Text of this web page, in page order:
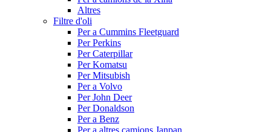
Altres
Filtre d'oli
Per a Cummins Fleetguard
Per Perkins
Per Caterpillar
Per Komatsu
Per Mitsubish
Per a Volvo
Per John Deer
Per Donaldson
Per a Benz
Per a altres camions Janpan